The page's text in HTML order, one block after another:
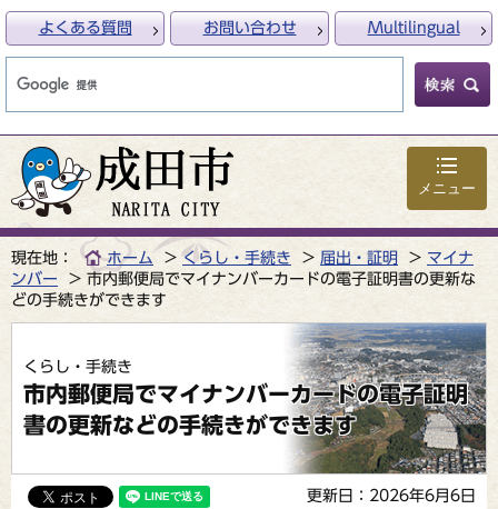
メニュー
よくある質問 お問い合わせ Multilingual
現在地： ホーム くらし・手続き 届出・証明
マイナ
ンバー
市内郵便局でマイナンバーカードの電子証明書の更新な
どの手続きができます
くらし・手続き
市内郵便局でマイナンバーカードの電子証明
書の更新などの手続きができます
更新日：2026年6月6日